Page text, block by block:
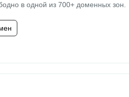
в одной из 700+ доменных зон.